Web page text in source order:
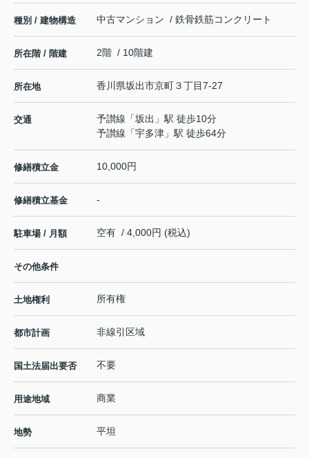
種別 / 建物構造 中古マンション / 鉄骨鉄筋コンクリート
所在階 / 階建 2階 / 10階建
所在地 香川県坂出市京町３丁目7-27
交通 予讃線 「坂出 」駅 徒歩10分
予讃線 「宇多津 」駅 徒歩64分
修繕積立金 10,000円
修繕積立基金 -
駐車場 / 月額 空有 / 4,000円 (税込)
その他条件
土地権利 所有権
都市計画 非線引区域
国土法届出要否 不要
用途地域 商業
地勢 平坦